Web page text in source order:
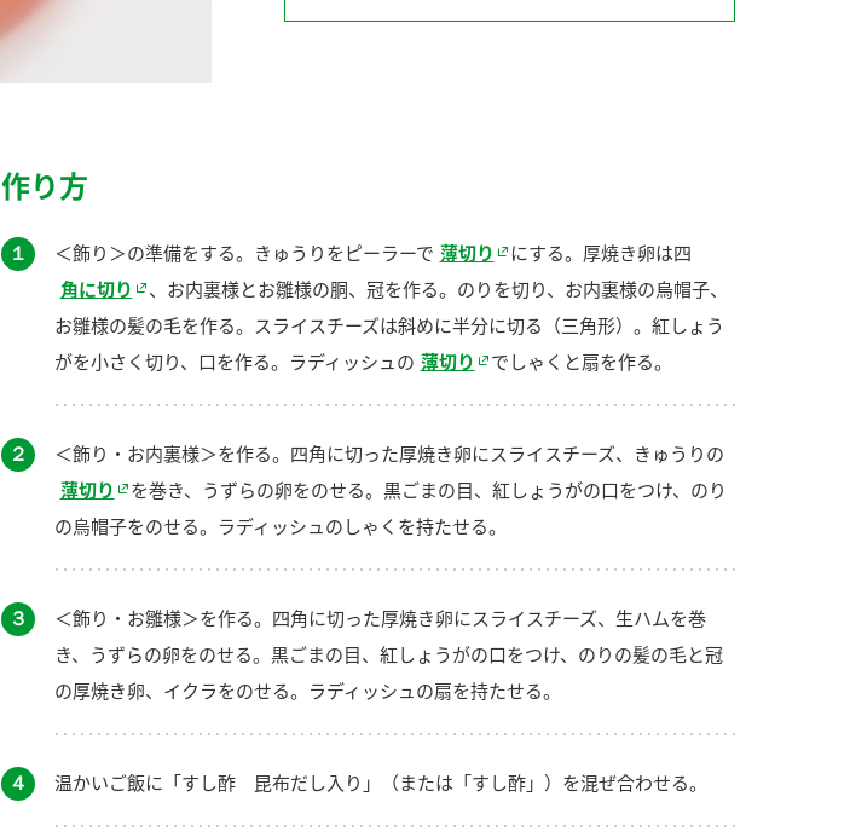
作り方
１ ＜飾り＞の準備をする。きゅうりをピーラーで 薄切り
にする。厚焼き卵は四
角に切り
、お内裏様とお雛様の胴、冠を作る。のりを切り、お内裏様の烏帽子、
お雛様の髪の毛を作る。スライスチーズは斜めに半分に切る（三角形）。紅しょう
がを小さく切り、口を作る。ラディッシュの 薄切り でしゃくと扇を作る。
２
＜飾り・お内裏様＞を作る。四角に切った厚焼き卵にスライスチーズ、きゅうりの
薄切り
を巻き、うずらの卵をのせる。黒ごまの目、紅しょうがの口をつけ、のり
の烏帽子をのせる。ラディッシュのしゃくを持たせる。
３
＜飾り・お雛様＞を作る。四角に切った厚焼き卵にスライスチーズ、生ハムを巻
き、うずらの卵をのせる。黒ごまの目、紅しょうがの口をつけ、のりの髪の毛と冠
の厚焼き卵、イクラをのせる。ラディッシュの扇を持たせる。
４ 温かいご飯に「すし酢 昆布だし入り」（または「すし酢」）を混ぜ合わせる。